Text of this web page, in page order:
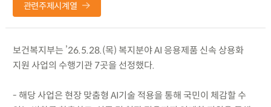
관련주제시계열
보건복지부는 ’26.5.28.(목) 복지분야 AI 응용제품 신속 상용화
지원 사업의 수행기관 7곳을 선정했다.
- 해당 사업은 현장 맞춤형 AI기술 적용을 통해 국민이 체감할 수